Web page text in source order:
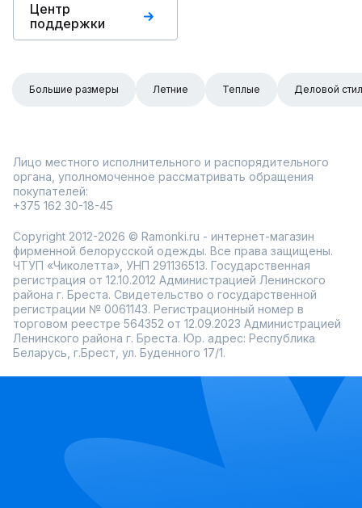
Центр
поддержки
Большие размеры Летние Теплые Деловой
Лицо местного исполнительного и распорядительного
органа, уполномоченное рассматривать обращения
покупателей:
+375 162 30-18-45
Copyright 2012-2026 © Ramonki.ru - интернет-магазин
фирменной белорусской одежды. Все права защищены.
ЧТУП «Чиколетта», УНП 291136513. Государственная
регистрация от 12.10.2012 Администрацией Ленинского
района г. Бреста. Свидетельство о государственной
регистрации № 0061143. Регистрационный номер в
торговом реестре 564352 от 12.09.2023 Администрацией
Ленинского района г. Бреста. Юр. адрес: Республика
Беларусь, г.Брест, ул. Буденного 17/1.